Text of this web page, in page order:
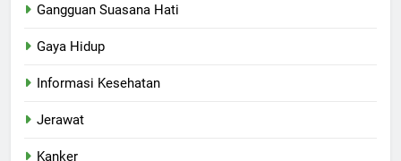
Gangguan Suasana Hati
Gaya Hidup
Informasi Kesehatan
Jerawat
Kanker